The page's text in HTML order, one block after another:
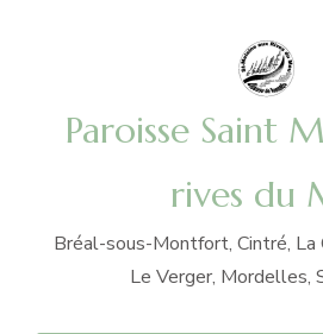
Paroisse Saint
rives du
Bréal-sous-Montfort, Cintré,
Le Verger, Mordelles,